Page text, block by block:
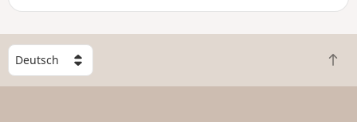
W
ä
h
Z
u